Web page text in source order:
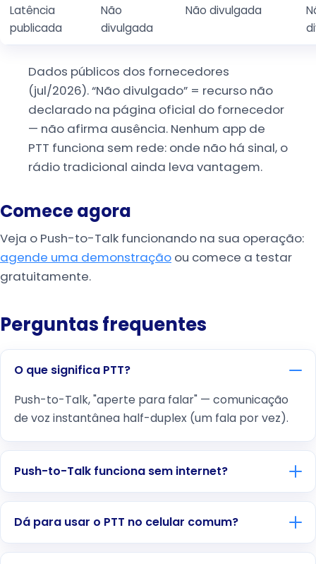
Latência
publicada
Não
divulgada
Não divulgada
Dados públicos dos fornecedores
(jul/2026). “Não divulgado” = recurso não
declarado na página oficial do fornecedor
— não afirma ausência. Nenhum app de
PTT funciona sem rede: onde não há sinal, o
rádio tradicional ainda leva vantagem.
Comece agora
Veja o Push-to-Talk funcionando na sua operação:
agende uma demonstração ou comece a testar
gratuitamente.
Perguntas frequentes
O que significa PTT?
Push-to-Talk, "aperte para falar" — comunicação
de voz instantânea half-duplex (um fala por vez).
Push-to-Talk funciona sem internet?
Dá para usar o PTT no celular comum?